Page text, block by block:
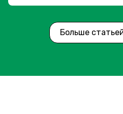
Больше